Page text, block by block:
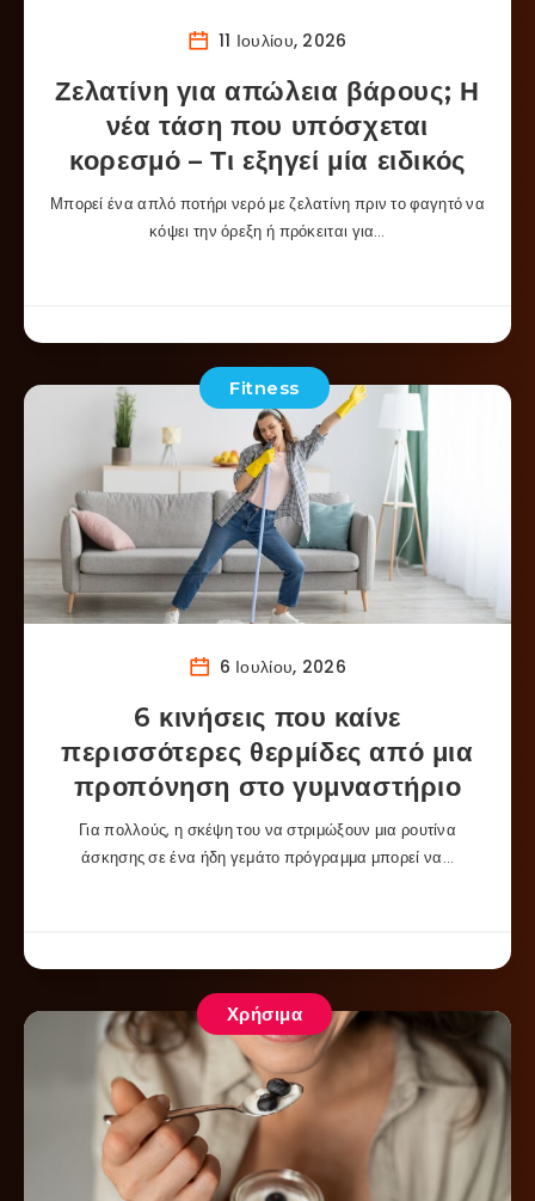
11 Ιουλίου, 2026
Ζελατίνη για απώλεια βάρους; Η
νέα τάση που υπόσχεται
κορεσμό – Τι εξηγεί μία ειδικός
Μπορεί ένα απλό ποτήρι νερό με ζελατίνη πριν το φαγητό να
κόψει την όρεξη ή πρόκειται για…
Fitness
6 Ιουλίου, 2026
6 κινήσεις που καίνε
περισσότερες θερμίδες από μια
προπόνηση στο γυμναστήριο
Για πολλούς, η σκέψη του να στριμώξουν μια ρουτίνα
άσκησης σε ένα ήδη γεμάτο πρόγραμμα μπορεί να…
Χρήσιμα